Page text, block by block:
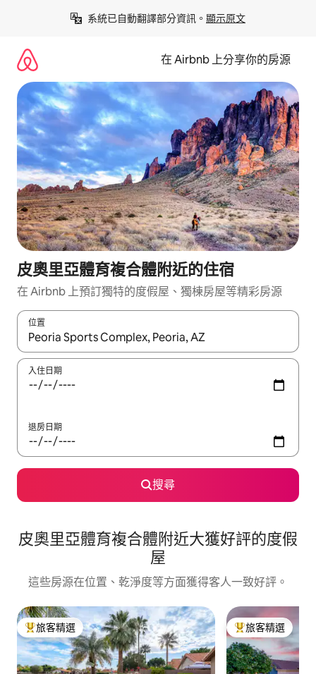
系統已自動翻譯部分資訊。 顯示原文
在 Airbnb 上分享你的房源
皮奧里亞體育複合體附近的住宿
在 Airbnb 上預訂獨特的度假屋、獨棟房屋等精彩房源
位置
如有搜尋結果，瀏覽內容時請使用上下箭頭，或輕點、滑動裝置。
入住日期
退房日期
搜尋
皮奧里亞體育複合體附近大獲好評的度假
屋
這些房源在位置、乾淨度等方面獲得客人一致好評。
旅客精選榜首
旅客精選 旅客精選榜首
旅客精選